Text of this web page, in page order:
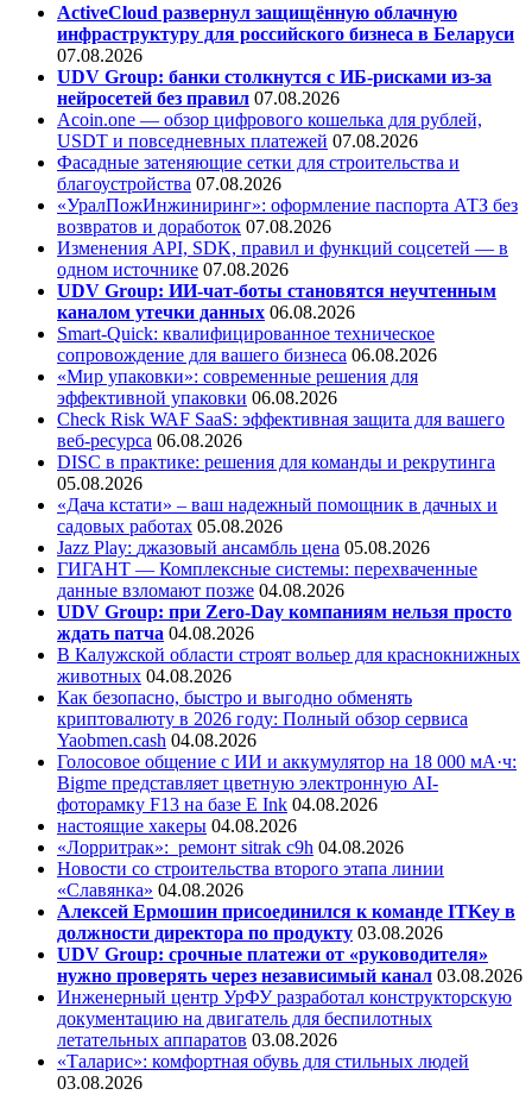
ActiveCloud развернул защищённую облачную
инфраструктуру для российского бизнеса в Беларуси
07.08.2026
UDV Group: банки столкнутся с ИБ-рисками из-за
нейросетей без правил 07.08.2026
Acoin.one — обзор цифрового кошелька для рублей,
USDT и повседневных платежей 07.08.2026
Фасадные затеняющие сетки для строительства и
благоустройства 07.08.2026
«УралПожИнжиниринг»: оформление паспорта АТЗ без
возвратов и доработок 07.08.2026
Изменения API, SDK, правил и функций соцсетей — в
одном источнике 07.08.2026
UDV Group: ИИ-чат-боты становятся неучтенным
каналом утечки данных 06.08.2026
Smart-Quick: квалифицированное техническое
сопровождение для вашего бизнеса 06.08.2026
«Мир упаковки»: современные решения для
эффективной упаковки 06.08.2026
Check Risk WAF SaaS: эффективная защита для вашего
веб-ресурса 06.08.2026
DISC в практике: решения для команды и рекрутинга
05.08.2026
«Дача кстати» – ваш надежный помощник в дачных и
садовых работах 05.08.2026
Jazz Play: джазовый ансамбль цена 05.08.2026
ГИГАНТ — Комплексные системы: перехваченные
данные взломают позже 04.08.2026
UDV Group: при Zero-Day компаниям нельзя просто
ждать патча 04.08.2026
В Калужской области строят вольер для краснокнижных
животных 04.08.2026
Как безопасно, быстро и выгодно обменять
криптовалюту в 2026 году: Полный обзор сервиса
Yaobmen.cash 04.08.2026
Голосовое общение с ИИ и аккумулятор на 18 000 мА·ч:
Bigme представляет цветную электронную AI-
фоторамку F13 на базе E Ink 04.08.2026
настоящие хакеры 04.08.2026
«Лорритрак»: ремонт sitrak c9h 04.08.2026
Новости со строительства второго этапа линии
«Славянка» 04.08.2026
Алексей Ермошин присоединился к команде ITKey в
должности директора по продукту 03.08.2026
UDV Group: срочные платежи от «руководителя»
нужно проверять через независимый канал 03.08.2026
Инженерный центр УрФУ разработал конструкторскую
документацию на двигатель для беспилотных
летательных аппаратов 03.08.2026
«Таларис»: комфортная обувь для стильных людей
03.08.2026